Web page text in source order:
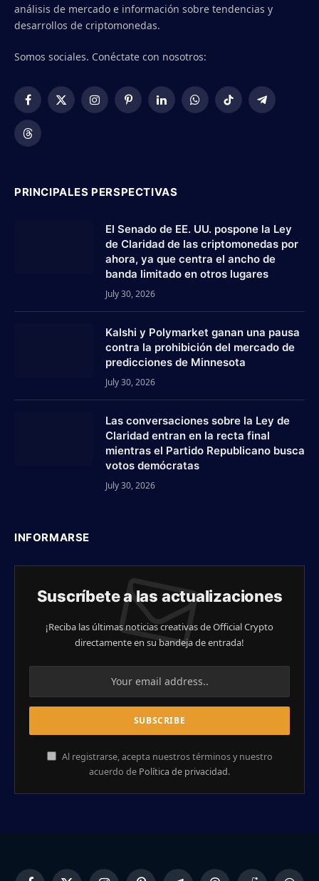
análisis de mercado e información sobre tendencias y
desarrollos de criptomonedas.
Somos sociales. Conéctate con nosotros:
Facebook
X
InstagramPinterestLinkedInWhatsApp
TikTok Telegram
Threads
PRINCIPALES PERSPECTIVAS
El Senado de EE. UU. pospone la Ley
de Claridad de las criptomonedas por
ahora, ya que centra el ancho de
banda limitado en otros lugares
July 30, 2026
Kalshi y Polymarket ganan una pausa
contra la prohibición del mercado de
predicciones de Minnesota
July 30, 2026
Las conversaciones sobre la Ley de
Claridad entran en la recta final
mientras el Partido Republicano busca
votos demócratas
July 30, 2026
INFORMARSE
Suscríbete a las actualizaciones
¡Reciba las últimas noticias creativas de Official Crypto
directamente en su bandeja de entrada!
Al registrarse, acepta nuestros términos y nuestro
acuerdo de Política de privacidad.